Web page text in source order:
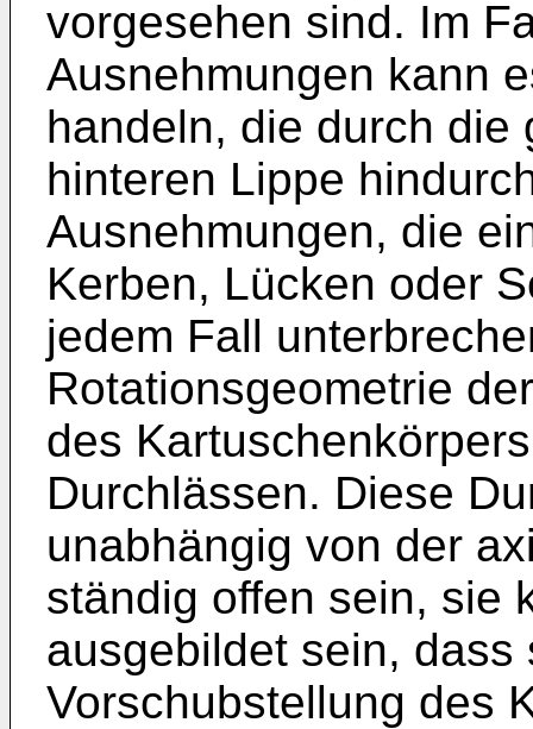
vorgesehen sind. Im
Ausnehmungen kann
handeln, die durch die
hinteren Lippe
Ausnehmungen, die
Kerben, Lücken oder
jedem Fall
Rotationsgeometrie
des
Durchlässen. Diese
unabhängig von der
ständig offen sein, sie
ausgebildet sein,
Vorschubstellung des